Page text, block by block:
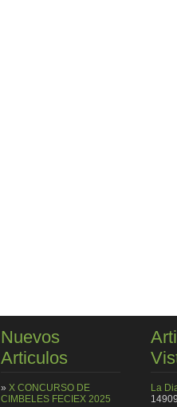
Nuevos
Articulos
» X CONCURSO DE
CIMBELES FECIEX 2025
La